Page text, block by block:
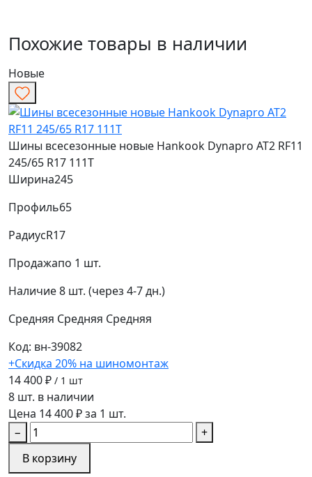
Похожие товары в наличии
Новые
Шины всесезонные новые Hankook Dynapro AT2 RF11
245/65 R17 111T
Ширина245
Профиль65
РадиусR17
Продажапо 1 шт.
Наличие8 шт. (через 4-7 дн.)
Средняя Средняя Средняя
Код: вн-39082
+Скидка 20% на шиномонтаж
14 400 ₽ / 1 шт
8 шт. в наличии
Цена 14 400 ₽ за 1 шт.
−
+
В корзину